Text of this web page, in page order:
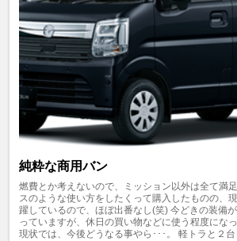
純粋な商用バン
燃費とか考えないので、ミッション以外は全て満
スのような使い方をしたくって購入したものの、
躍しているので、ほぼ出番なし(笑) 今どきの装備
っていますが、休日の買い物などに使う程度にな
現状では、今後どうなる事やら･･･。 軽トラと２台